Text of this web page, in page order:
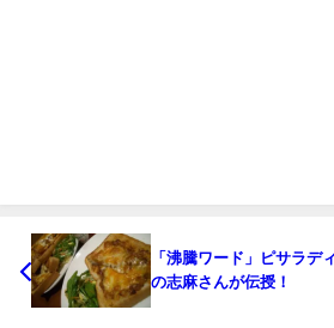
「沸騰ワード」ピサラデ
の志麻さんが伝授！